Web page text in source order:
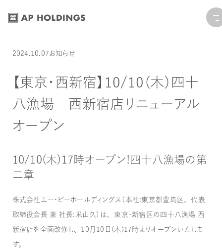
投稿日:
2024.10.07最終更新日: 2024.10.11
カテゴリー:
お知らせ
【東京・西新宿】10/10（木）四十
八漁場 西新宿店リニューアル
オープン
10/10(木)17時オープン！四十八漁場の第
二章
株式会社エー・ピーホールディングス（本社：東京都豊島区、代表
取締役会長 兼 社長：米山久）は、東京・新宿区の四十八漁場 西
新宿店を全面改修し、10月10日(木)17時よりオープンいたしま
す。